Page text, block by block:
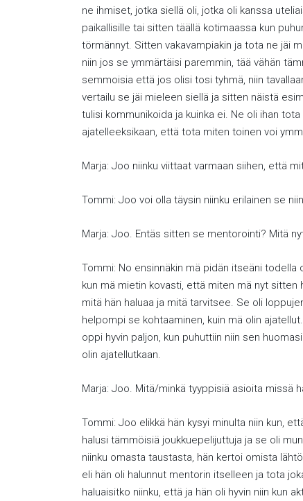
ne ihmiset, jotka siellä oli, jotka oli kanssa
paikallisille tai sitten täällä kotimaassa kun
törmännyt. Sitten vakavampiakin ja tota ne jäi
niin jos se ymmärtäisi paremmin, tää vähän
semmoisia että jos olisi tosi tyhmä, niin
vertailu se jäi mieleen siellä ja sitten näistä
tulisi kommunikoida ja kuinka ei. Ne oli ihan
ajatelleeksikaan, että tota miten toinen voi
Marja: Joo niinku viittaat varmaan siihen, että
Tommi: Joo voi olla täysin niinku erilainen se
Marja: Joo. Entäs sitten se mentorointi? Mitä
Tommi: No ensinnäkin mä pidän itseäni todella
kun mä mietin kovasti, että miten mä nyt sitten
mitä hän haluaa ja mitä tarvitsee. Se oli
helpompi se kohtaaminen, kuin mä olin
oppi hyvin paljon, kun puhuttiin niin sen
olin ajatellutkaan.
Marja: Joo. Mitä/minkä tyyppisiä asioita missä
Tommi: Joo elikkä hän kysyi minulta niin kun,
halusi tämmöisiä joukkuepelijuttuja ja se oli
niinku omasta taustasta, hän kertoi omista
eli hän oli halunnut mentorin itselleen ja tota
haluaisitko niinku, että ja hän oli hyvin niin kun